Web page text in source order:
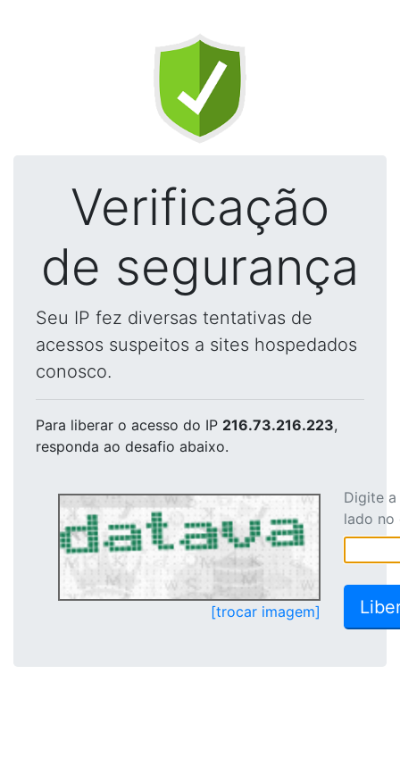
Verificação
de segurança
Seu IP fez diversas tentativas de
acessos suspeitos a sites hospedados
conosco.
Para liberar o acesso do IP 216.73.216.223,
responda ao desafio abaixo.
[trocar imagem]
Digite
lado no